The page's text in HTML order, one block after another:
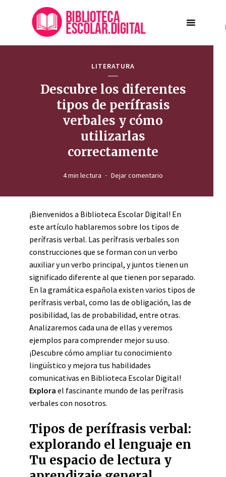
LITERATURA
Descubre los diferentes
tipos de perífrasis
verbales y cómo
utilizarlas
correctamente
4 min lectura Dejar comentario
¡Bienvenidos a Biblioteca Escolar Digital! En
este artículo hablaremos sobre los tipos de
perífrasis verbal. Las perífrasis verbales son
construcciones que se forman con un verbo
auxiliar y un verbo principal, y juntos tienen un
significado diferente al que tienen por separado.
En la gramática española existen varios tipos de
perífrasis verbal, como las de obligación, las de
posibilidad, las de probabilidad, entre otras.
Analizaremos cada una de ellas y veremos
ejemplos para comprender mejor su uso.
¡Descubre cómo ampliar tu conocimiento
lingüístico y mejora tus habilidades
comunicativas en Biblioteca Escolar Digital!
Explora el fascinante mundo de las perífrasis
verbales con nosotros.
Tipos de perífrasis verbal:
explorando el lenguaje en
Tu espacio de lectura y